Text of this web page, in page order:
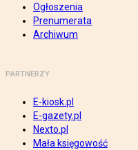
Ogłoszenia
Prenumerata
Archiwum
PARTNERZY
E-kiosk.pl
E-gazety.pl
Nexto.pl
Mała księgowość